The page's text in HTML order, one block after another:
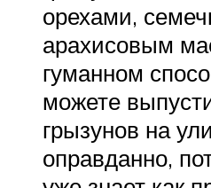
орехами,
арахисовым
гуманном
можете
грызунов на
оправданно,